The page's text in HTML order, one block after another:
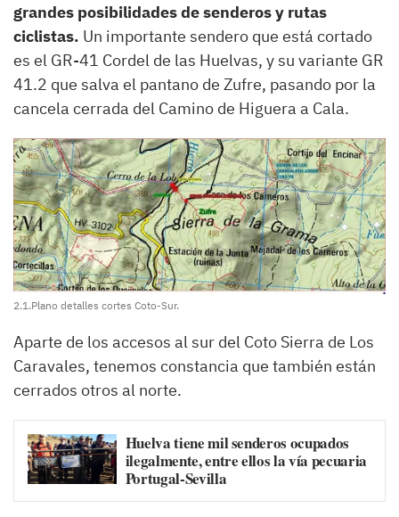
grandes posibilidades de senderos y rutas
ciclistas. Un importante sendero que está cortado
es el GR-41 Cordel de las Huelvas, y su variante GR
41.2 que salva el pantano de Zufre, pasando por la
cancela cerrada del Camino de Higuera a Cala.
2.1.Plano detalles cortes Coto-Sur.
Aparte de los accesos al sur del Coto Sierra de Los
Caravales, tenemos constancia que también están
cerrados otros al norte.
Huelva tiene mil senderos ocupados
ilegalmente, entre ellos la vía pecuaria
Portugal-Sevilla